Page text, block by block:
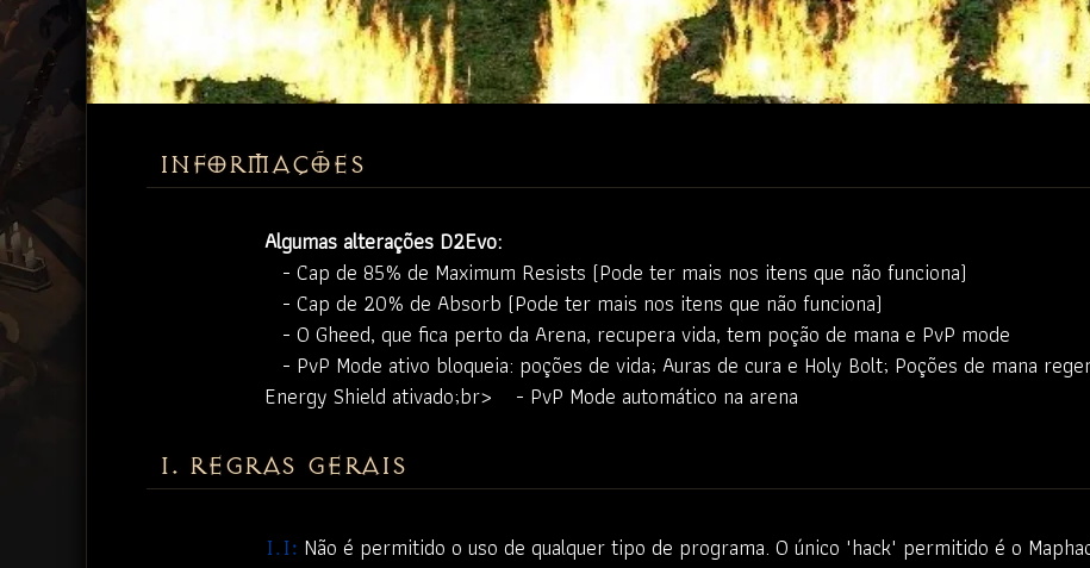
INFORMAÇÕES
Algumas alterações D2Evo:
- Cap de 85% de Maximum Resists (Pode ter mais nos itens que não funciona)
- Cap de 20% de Absorb (Pode ter mais nos itens que não funciona)
- O Gheed, que fica perto da Arena, recupera vida, tem poção de mana e PvP mode
- PvP Mode ativo bloqueia: poções de vida; Auras de cura e Holy Bolt; Poções de mana
Energy Shield ativado;br> - PvP Mode automático na arena
1. REGRAS GERAIS
1.1: Não é permitido o uso de qualquer tipo de programa. O único "hack" permitido é o